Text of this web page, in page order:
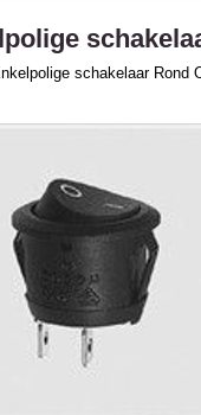
schakelaar Rond